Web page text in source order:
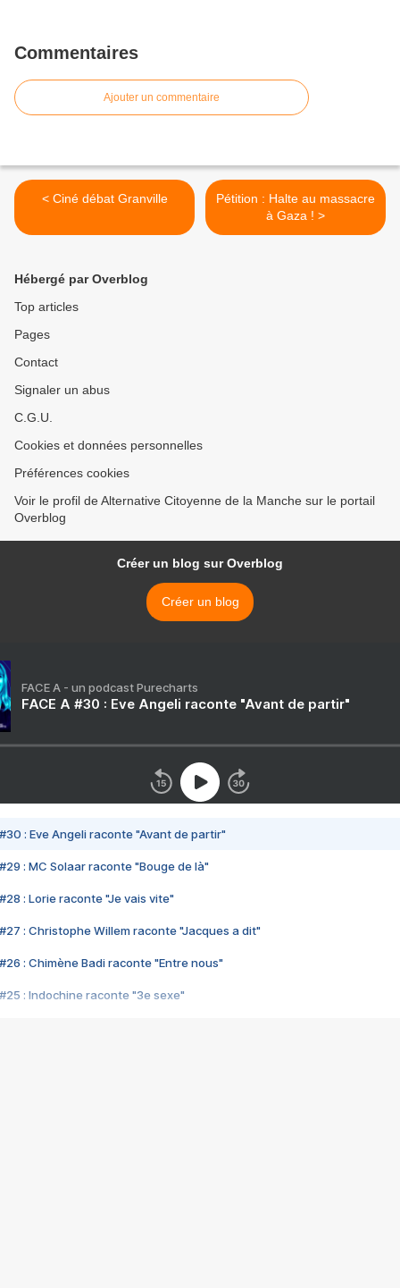
Commentaires
Ajouter un commentaire
< Ciné débat Granville
Pétition : Halte au massacre
à Gaza ! >
Hébergé par Overblog
Top articles
Pages
Contact
Signaler un abus
C.G.U.
Cookies et données personnelles
Préférences cookies
Voir le profil de Alternative Citoyenne de la Manche sur le portail
Overblog
Créer un blog sur Overblog
Créer un blog
FACE A - un podcast Purecharts
FACE A #30 : Eve Angeli raconte "Avant de partir"
#30 : Eve Angeli raconte "Avant de partir"
#29 : MC Solaar raconte "Bouge de là"
#28 : Lorie raconte "Je vais vite"
#27 : Christophe Willem raconte "Jacques a dit"
#26 : Chimène Badi raconte "Entre nous"
#25 : Indochine raconte "3e sexe"